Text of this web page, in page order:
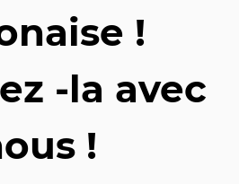
!
-la avec
!